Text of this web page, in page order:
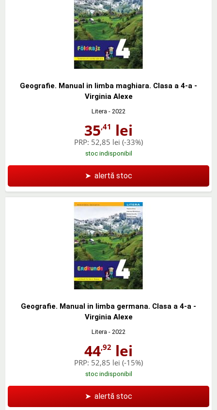
Geografie. Manual in limba maghiara. Clasa a 4-a -
Virginia Alexe
Litera - 2022
35,41 lei
PRP: 52,85 lei (-33%)
stoc indisponibil
➤ alertă stoc
Geografie. Manual in limba germana. Clasa a 4-a -
Virginia Alexe
Litera - 2022
44,92 lei
PRP: 52,85 lei (-15%)
stoc indisponibil
➤ alertă stoc